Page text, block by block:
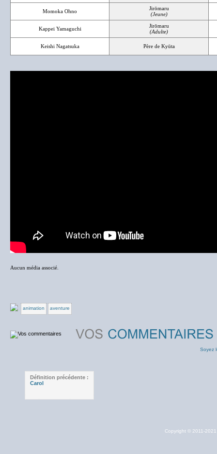
Momoka Ohno
Jirōmaru
(Jeune)
Kappei Yamaguchi
Jirōmaru
(Adulte)
Keishi Nagatsuka Père de Kyūta
Aucun média associé.
animation aventure
Soyez
Définition précédente :
Carol
Copyright © 2011-